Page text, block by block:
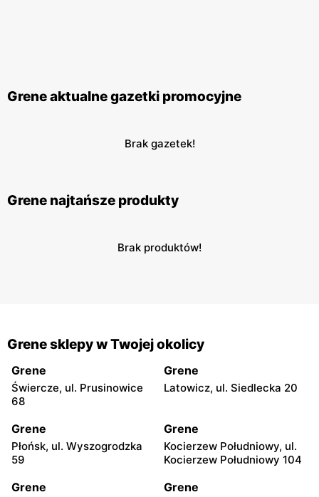
Grene aktualne gazetki promocyjne
Brak gazetek!
Grene najtańsze produkty
Brak produktów!
Grene sklepy w Twojej okolicy
Grene
Świercze, ul. Prusinowice
68
Grene
Latowicz, ul. Siedlecka 20
Grene
Płońsk, ul. Wyszogrodzka
59
Grene
Kocierzew Południowy, ul.
Kocierzew Południowy 104
Grene Grene